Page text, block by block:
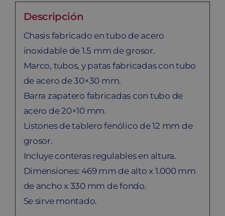
Descripción
Chasis fabricado en tubo de acero
inoxidable de 1.5 mm de grosor.
Marco, tubos, y patas fabricadas con tubo
de acero de 30×30 mm.
Barra zapatero fabricadas con tubo de
acero de 20×10 mm.
Listones de tablero fenólico de 12 mm de
grosor.
Incluye conteras regulables en altura.
Dimensiones: 469 mm de alto x 1.000 mm
de ancho x 330 mm de fondo.
Se sirve montado.